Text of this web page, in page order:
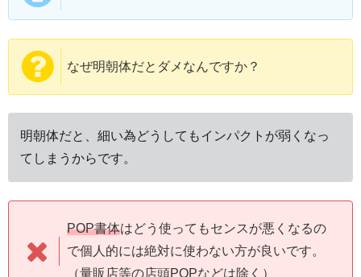
なぜ明朝体だとダメなんですか？
明朝体だと、細い為どうしてもインパクトが弱くなっ
てしまうからです。
POP書体はどう使ってもセンスが悪くなるの
で個人的には絶対に使わない方が良いです。
（量販店等の店頭POPなどは除く）